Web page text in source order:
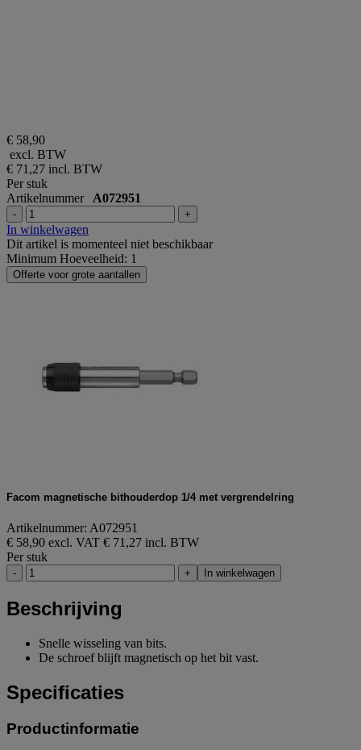
€ 58,90
excl. BTW
€ 71,27 incl. BTW
Per stuk
Artikelnummer A072951
- +
In winkelwagen
Dit artikel is momenteel niet beschikbaar
Minimum Hoeveelheid: 1
Offerte voor grote aantallen
Facom magnetische bithouderdop 1/4 met vergrendelring
Artikelnummer: A072951
€ 58,90 excl. VAT € 71,27 incl. BTW
Per stuk
- + In winkelwagen
Beschrijving
Snelle wisseling van bits.
De schroef blijft magnetisch op het bit vast.
Specificaties
Productinformatie